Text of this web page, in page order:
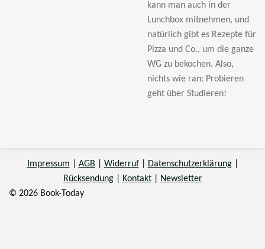
kann man auch in der
Lunchbox mitnehmen, und
natürlich gibt es Rezepte für
Pizza und Co., um die ganze
WG zu bekochen. Also,
nichts wie ran: Probieren
geht über Studieren!
Impressum AGB Widerruf| Datenschutzerklärung|
Rücksendung| Kontakt|
Newsletter
© 2026 Book-Today